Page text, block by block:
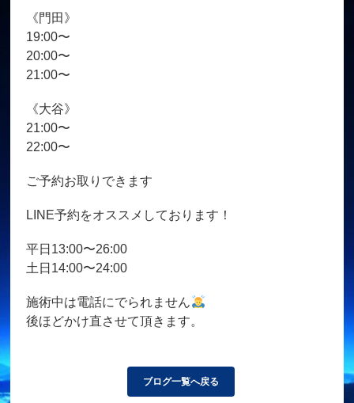
お客様の声
ご予約＋お問い合わせ
《門田》
19:00〜
20:00〜
21:00〜
《大谷》
21:00〜
22:00〜
ご予約お取りできます
LINE予約をオススメしております！
平日13:00〜26:00
土日14:00〜24:00
施術中は電話にでられません
後ほどかけ直させて頂きます。
ブログ一覧へ戻る